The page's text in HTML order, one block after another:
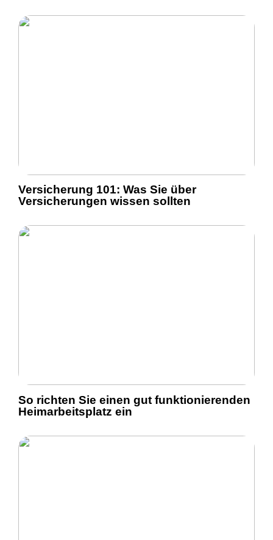
Versicherung 101: Was Sie über
Versicherungen wissen sollten
So richten Sie einen gut funktionierenden
Heimarbeitsplatz ein